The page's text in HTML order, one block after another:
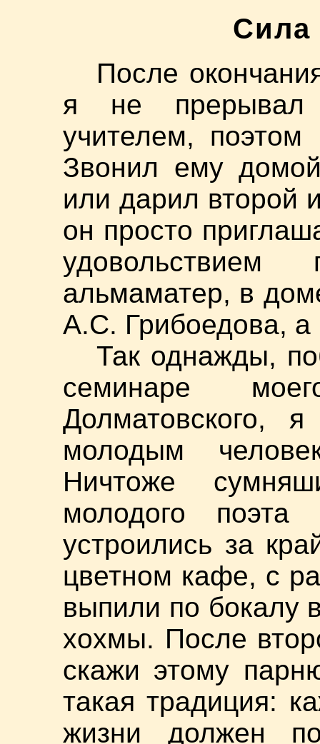
Сила
После
я не прерывал
учителем, поэтом
Звонил ему
или дарил второй
он просто
альмаматер, в
А.С. Грибоедова,
Так однажды,
семинаре
Долматовского,
молодым
Ничтоже
молодого
устроились за
цветном кафе, с
выпили по бокалу
хохмы. После
скажи этому
такая традиция:
жизни должен